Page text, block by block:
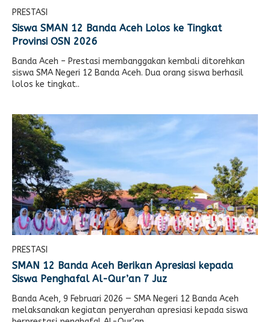
Ekonomi Kreatif
E-LEARNING
ABSENSI
Absensi Guru
PRESTASI
Siswa SMAN 12 Banda Aceh Lolos ke Tingkat
Provinsi OSN 2026
Banda Aceh – Prestasi membanggakan kembali ditorehkan
siswa SMA Negeri 12 Banda Aceh. Dua orang siswa berhasil
lolos ke tingkat..
PRESTASI
SMAN 12 Banda Aceh Berikan Apresiasi kepada
Siswa Penghafal Al-Qur’an 7 Juz
Banda Aceh, 9 Februari 2026 — SMA Negeri 12 Banda Aceh
melaksanakan kegiatan penyerahan apresiasi kepada siswa